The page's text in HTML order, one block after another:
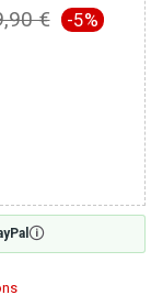
€ -5%
🛈